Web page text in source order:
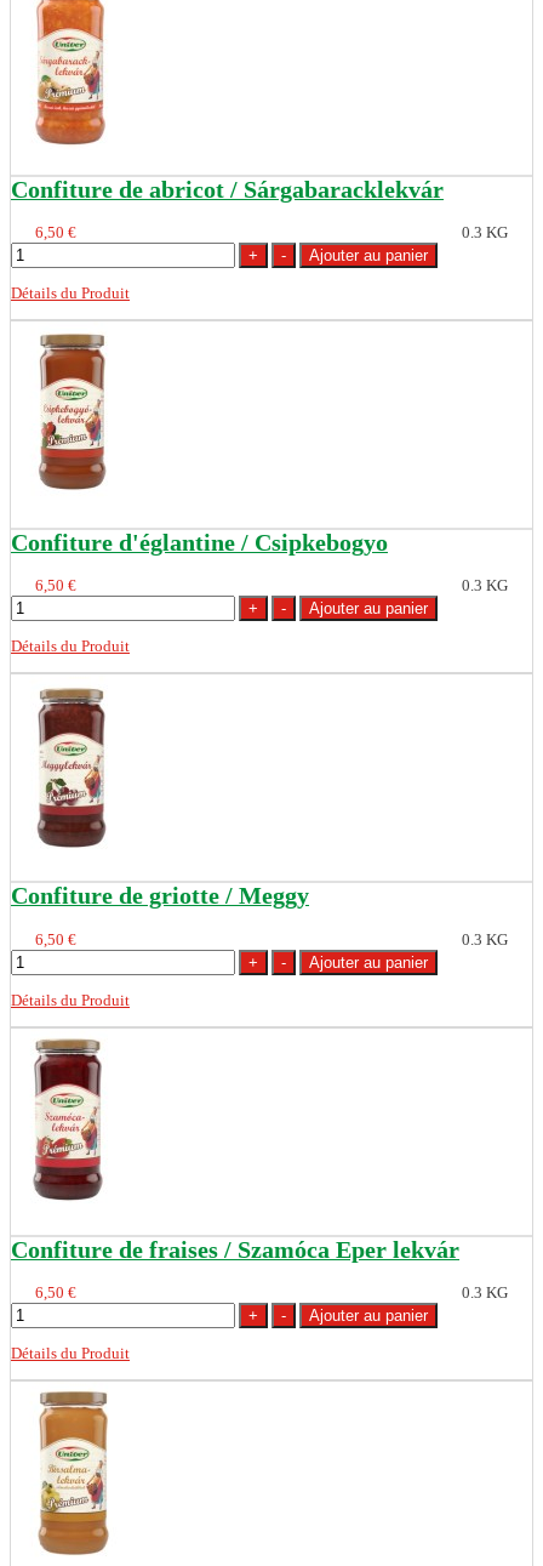
Confiture de abricot / Sárgabaracklekvár
6,50 € 0.3 KG
Détails du Produit
Confiture d'églantine / Csipkebogyo
6,50 € 0.3 KG
Détails du Produit
Confiture de griotte / Meggy
6,50 € 0.3 KG
Détails du Produit
Confiture de fraises / Szamóca Eper lekvár
6,50 € 0.3 KG
Détails du Produit